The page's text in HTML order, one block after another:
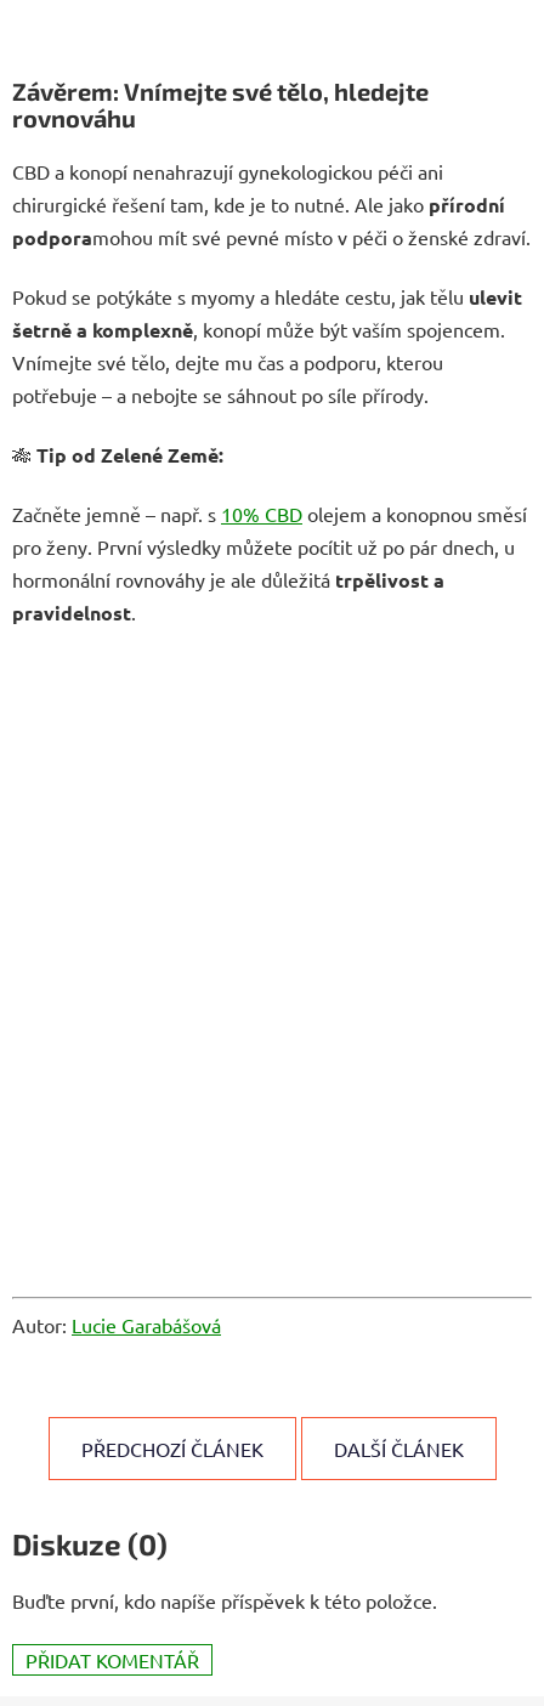
Závěrem: Vnímejte své tělo, hledejte
rovnováhu
CBD a konopí nenahrazují gynekologickou péči ani
chirurgické řešení tam, kde je to nutné. Ale jako přírodní
podporamohou mít své pevné místo v péči o ženské zdraví.
Pokud se potýkáte s myomy a hledáte cestu, jak tělu ulevit
šetrně a komplexně , konopí může být vaším spojencem.
Vnímejte své tělo, dejte mu čas a podporu, kterou
potřebuje – a nebojte se sáhnout po síle přírody.
🎋 Tip od Zelené Země:
Začněte jemně – např. s 10% CBD olejem a konopnou směsí
pro ženy. První výsledky můžete pocítit už po pár dnech, u
hormonální rovnováhy je ale důležitá trpělivost a
pravidelnost
Autor: Lucie Garabášová
PŘEDCHOZÍ ČLÁNEK DALŠÍ ČLÁNEK
Diskuze (0)
Buďte první, kdo napíše příspěvek k této položce.
PŘIDAT KOMENTÁŘ